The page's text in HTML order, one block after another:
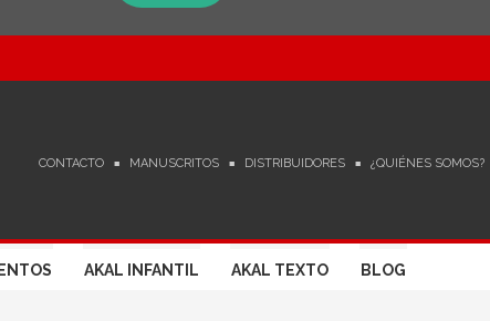
CONTACTO MANUSCRITOS DISTRIBUIDORES ¿QUIÉNES SOMOS?
AKAL INFANTIL AKAL TEXTO BLOG